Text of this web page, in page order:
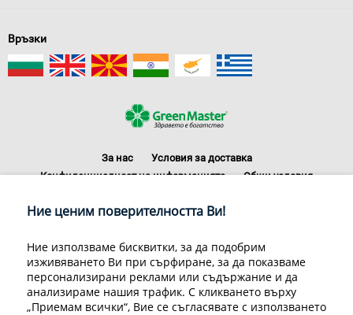
Връзки
За нас
Условия за доставка
Конфиденциалност на информацията
Общи условия
Контакти
070070220
© 1998-2020 Green Master Group Ltd, All rights reserved.
Developed bySirma CI
Ние ценим поверителността Ви!
Ние използваме бисквитки, за да подобрим
изживяването Ви при сърфиране, за да показваме
персонализирани реклами или съдържание и да
анализираме нашия трафик. С кликването върху
„Приемам всички“, Вие се съгласявате с използването